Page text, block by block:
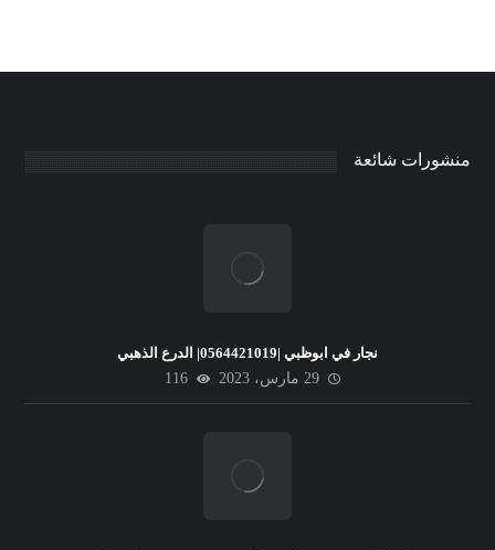
منشورات شائعة
نجار في ابوظبي |0564421019| الدرع الذهبي
29 مارس، 2023
116